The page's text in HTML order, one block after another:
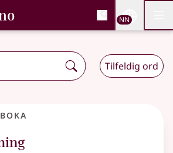
, Bokmålsordboka og
NN
Tilfeldig ord